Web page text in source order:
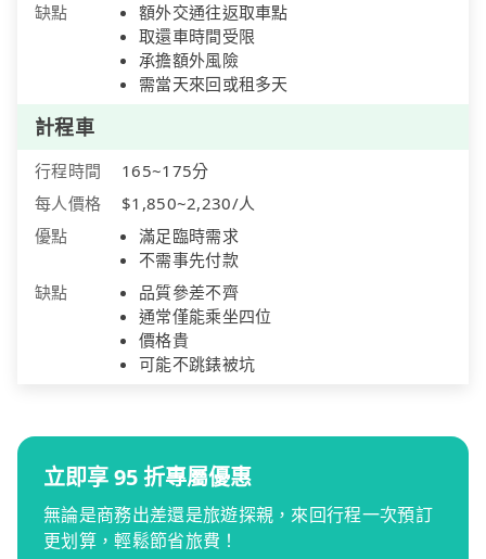
缺點
額外交通往返取車點
取還車時間受限
承擔額外風險
需當天來回或租多天
計程車
行程時間
165~175分
每人價格
$1,850~2,230/人
優點
滿足臨時需求
不需事先付款
缺點
品質參差不齊
通常僅能乘坐四位
價格貴
可能不跳錶被坑
立即享 95 折專屬優惠
無論是商務出差還是旅遊探親，來回行程一次預訂
更划算，輕鬆節省旅費！